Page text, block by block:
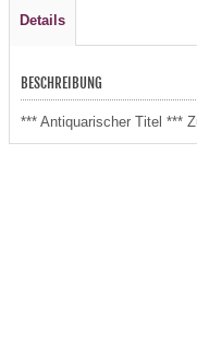
Details
BESCHREIBUNG
*** Antiquarischer Titel ***